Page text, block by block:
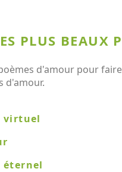
PLUS BEAUX
d'amour pour
d'amour.
virtuel
éternel